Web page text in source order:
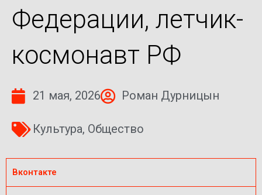
Федерации, летчик-
космонавт РФ
21 мая, 2026 Роман Дурницын
Культура, Общество
Вконтакте